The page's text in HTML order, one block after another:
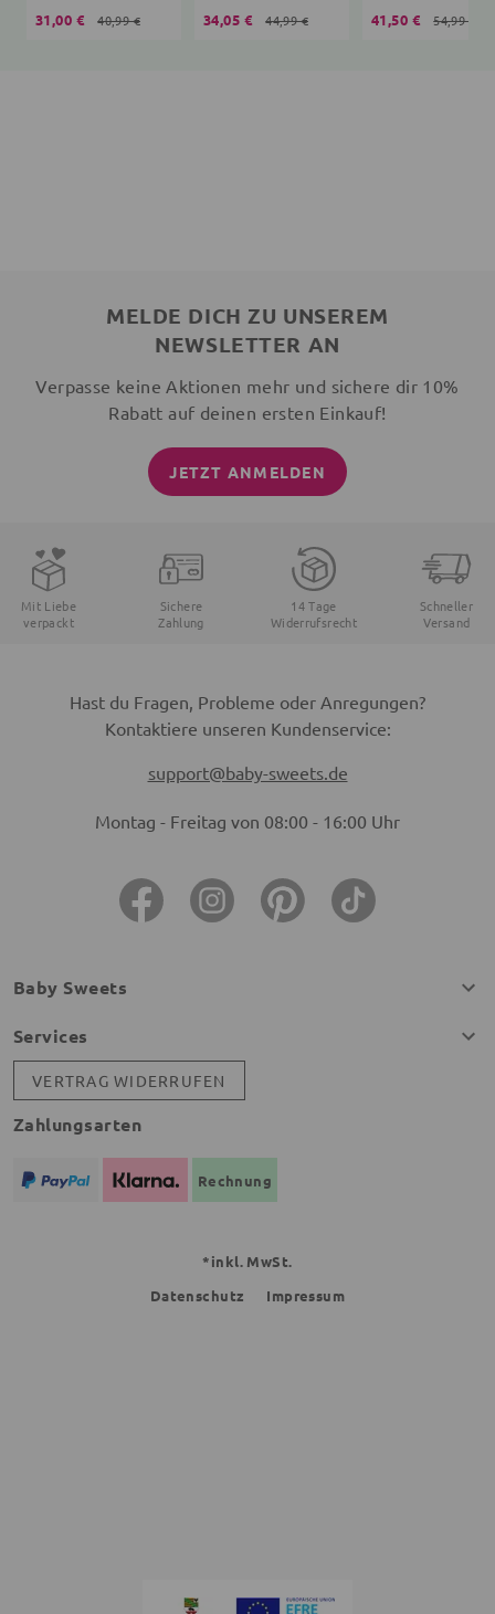
31,00 € 40,99 € 34,05 € 44,99 € 41,50 € 54,99 €
MELDE DICH ZU UNSEREM
NEWSLETTER AN
Verpasse keine Aktionen mehr und sichere dir 10%
Rabatt auf deinen ersten Einkauf!
JETZT ANMELDEN
Mit Liebe
verpackt
Sichere
Zahlung
14 Tage
Widerrufsrecht
Schneller
Versand
Hast du Fragen, Probleme oder Anregungen?
Kontaktiere unseren Kundenservice:
support@baby-sweets.de
Montag - Freitag von 08:00 - 16:00 Uhr
Baby Sweets
Services
VERTRAG WIDERRUFEN
Zahlungsarten
Rechnung
*inkl. MwSt.
Datenschutz
Impressum